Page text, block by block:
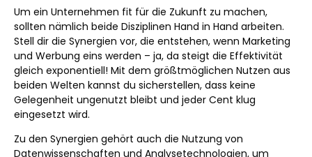
Um ein Unternehmen fit für die Zukunft zu machen,
sollten nämlich beide Disziplinen Hand in Hand arbeiten.
Stell dir die Synergien vor, die entstehen, wenn Marketing
und Werbung eins werden – ja, da steigt die Effektivität
gleich exponentiell! Mit dem größtmöglichen Nutzen aus
beiden Welten kannst du sicherstellen, dass keine
Gelegenheit ungenutzt bleibt und jeder Cent klug
eingesetzt wird.
Zu den Synergien gehört auch die Nutzung von
Datenwissenschaften und Analysetechnologien, um